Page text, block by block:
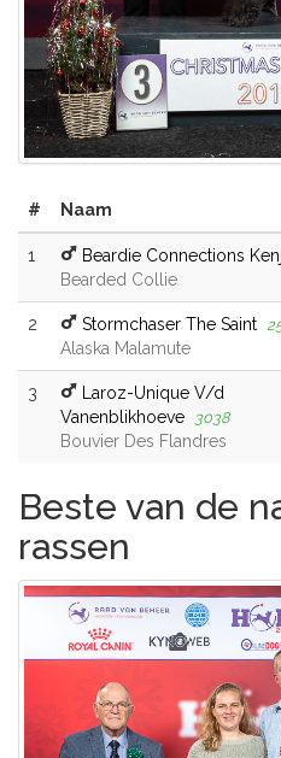
# Naam
1 Beardie Connections
Bearded Collie
2 Stormchaser The Saint
Alaska Malamute
3
Laroz-Unique V/d
Vanenblikhoeve
3038
Bouvier Des Flandres
Beste van de
rassen